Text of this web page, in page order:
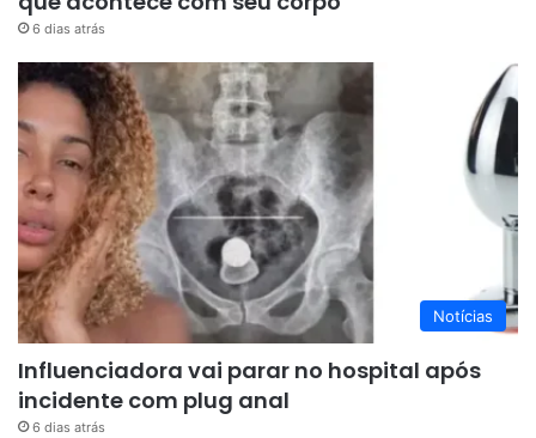
6 dias atrás
Notícias
Influenciadora vai parar no hospital após
incidente com plug anal
6 dias atrás